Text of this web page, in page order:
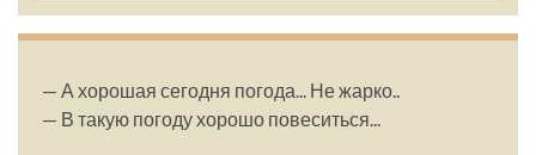
— А хорошая сегодня погода... Не жарко..
— В такую погоду хорошо повеситься...